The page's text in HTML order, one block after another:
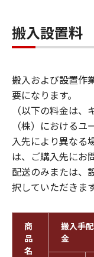
搬入設置料
搬入および設置作
要になります。
（以下の料金は
（株）における
入先により異なる
は、ご購入先にお
配送のみまたは、
択していただきます
商
品
名
搬入手
金